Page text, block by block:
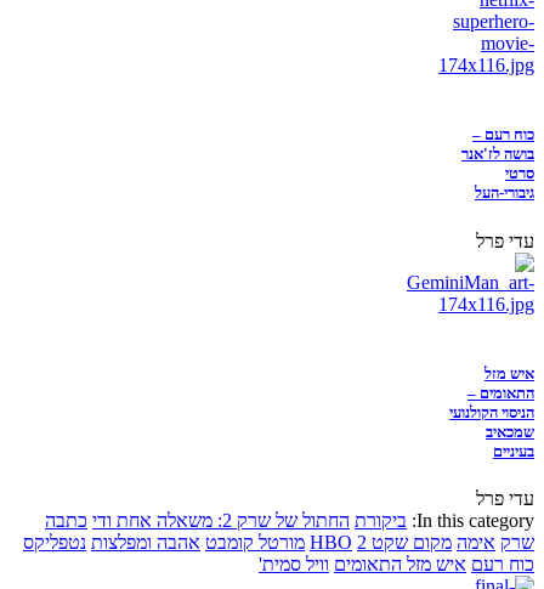
כוח רעם –
בושה לז'אנר
סרטי
גיבורי-העל
עדי פרל
איש מזל
התאומים –
הניסוי הקולנועי
שמכאיב
בעיניים
עדי פרל
In this category: ביקורת החתול של שרק 2: משאלה אחת ודי
כתבה
שרק אימה מקום שקט 2 HBO מורטל קומבט אהבה ומפלצות נטפליקס
כוח רעם איש מזל התאומים וויל סמית'